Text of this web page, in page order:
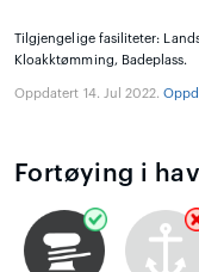
Tilgjengelige fasiliteter:
Kloakktømming, Badeplass.
Oppdatert 14. Jul 2022.
Fortøying i